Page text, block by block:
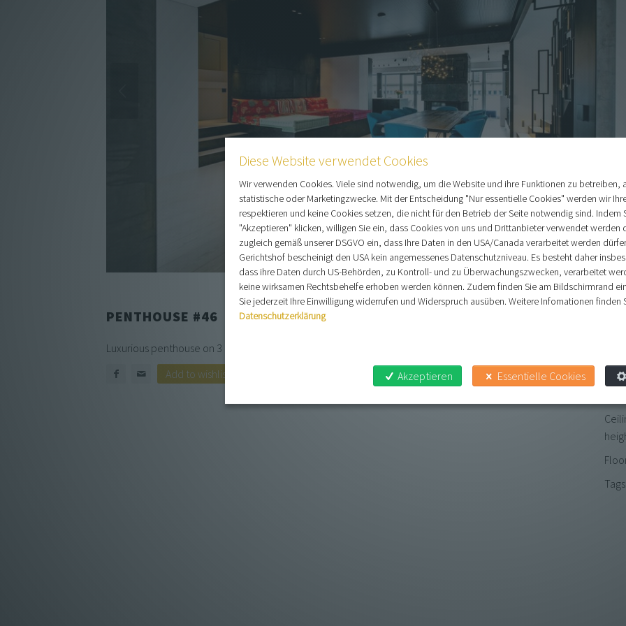
PENTHOUSE #46
Luxurious penthouse on 3 levels with 4 terraces, photos © Matthias Streibel
Add to wishlist
Size:
Tags
Diese Website verwendet Cookies
Wir verwenden Cookies. Viele sind notwendig, um die Website und ihre Funktionen zu betreiben,
statistische oder Marketingzwecke. Mit der Entscheidung "Nur essentielle Cookies" werden wir
respektieren und keine Cookies setzen, die nicht für den Betrieb der Seite notwendig sind. Indem
"Akzeptieren" klicken, willigen Sie ein, dass Cookies von uns und Drittanbieter verwendet werden
zugleich gemäß unserer DSGVO ein, dass Ihre Daten in den USA/Canada verarbeitet werden
Gerichtshof bescheinigt den USA kein angemessenes Datenschutzniveau. Es besteht daher
dass ihre Daten durch US-Behörden, zu Kontroll- und zu Überwachungszwecken, verarbeitet
keine wirksamen Rechtsbehelfe erhoben werden können. Zudem finden Sie am Bildschirmrand
Sie jederzeit Ihre Einwilligung widerrufen und Widerspruch ausüben. Weitere Infomationen finden
Datenschutzerklärung
Akzeptieren Essentielle Cookies